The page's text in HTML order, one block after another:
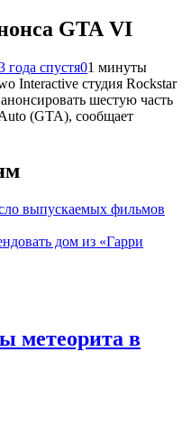
GTA VI
года спустя01 минуты
Interactive студия Rockstar
шестую часть
(GTA), сообщает
выпускаемых фильмов
дом из «Гарри
метеорита в